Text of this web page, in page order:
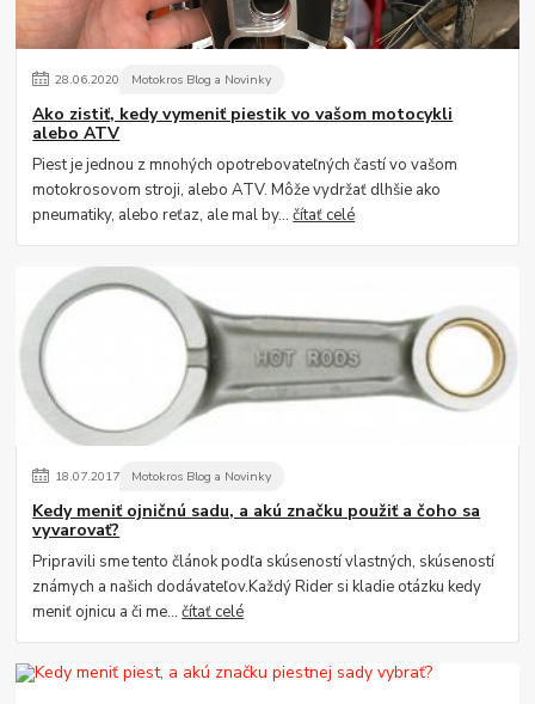
28.06.2020 Motokros Blog a Novinky
Ako zistiť, kedy vymeniť piestik vo vašom motocykli
alebo ATV
Piest je jednou z mnohých opotrebovateľných častí vo vašom
motokrosovom stroji, alebo ATV. Môže vydržať dlhšie ako
pneumatiky, alebo reťaz, ale mal by...čítať celé
18.07.2017 Motokros Blog a Novinky
Kedy meniť ojničnú sadu, a akú značku použiť a čoho sa
vyvarovať?
Pripravili sme tento článok podľa skúseností vlastných, skúseností
známych a našich dodávateľov.Každý Rider si kladie otázku kedy
meniť ojnicu a či me...čítať celé